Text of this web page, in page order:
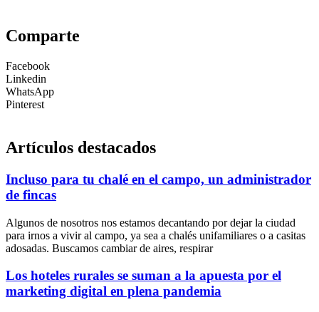
Comparte
Facebook
Linkedin
WhatsApp
Pinterest
Artículos destacados
Incluso para tu chalé en el campo, un administrador
de fincas
Algunos de nosotros nos estamos decantando por dejar la ciudad
para irnos a vivir al campo, ya sea a chalés unifamiliares o a casitas
adosadas. Buscamos cambiar de aires, respirar
Los hoteles rurales se suman a la apuesta por el
marketing digital en plena pandemia